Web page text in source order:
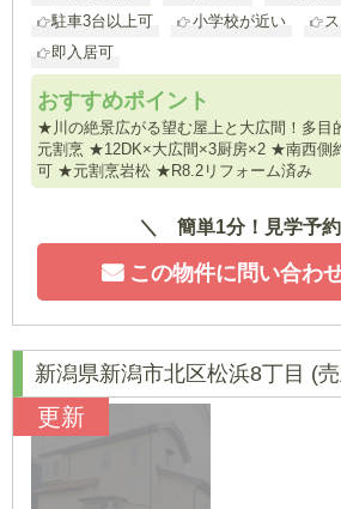
駐車3台以上可
小学校が近い
即入居可
おすすめポイント
★川の絶景広がる望む屋上と大広間！多目
元割烹 ★12DK×大広間×3厨房×2 ★南西側
可 ★元割烹岩松 ★R8.2リフォーム済み
簡単1分！見学予約
この物件に問い合わ
新潟県新潟市北区松浜8丁目 (
更新